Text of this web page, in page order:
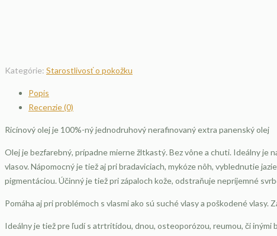
Kategórie: Starostlivosť o pokožku
Popis
Recenzie (0)
Ricínový olej je 100%-ný jednodruhový nerafinovaný extra panenský olej
Olej je bezfarebný, prípadne mierne žltkastý. Bez vône a chuti. Ideálny je
vlasov. Nápomocný je tiež aj pri bradaviciach, mykóze nôh, vyblednutie
pigmentáciou. Účinný je tiež pri zápaloch kože, odstraňuje nepríjemné
Pomáha aj pri problémoch s vlasmi ako sú suché vlasy a poškodené vlasy.
Ideálny je tiež pre ľudí s atrtritídou, dnou, osteoporózou, reumou, či inými